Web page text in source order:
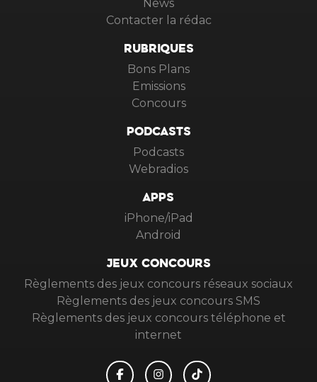
News
Contacter la rédac
RUBRIQUES
Bons Plans
Emissions
Concours
PODCASTS
Podcasts
Webradios
APPS
iPhone/iPad
Android
JEUX CONCOURS
Règlements des jeux concours réseaux sociaux
Règlements des jeux concours SMS
Règlements des jeux concours téléphone et
internet